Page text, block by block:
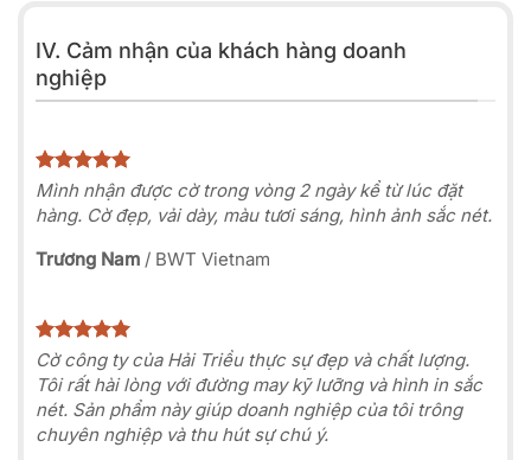
IV. Cảm nhận của khách hàng doanh
nghiệp
Mình nhận được cờ trong vòng 2 ngày kể từ lúc đặt
hàng. Cờ đẹp, vải dày, màu tươi sáng, hình ảnh sắc nét.
Trương Nam / BWT Vietnam
Cờ công ty của Hải Triều thực sự đẹp và chất lượng.
Tôi rất hài lòng với đường may kỹ lưỡng và hình in sắc
nét. Sản phẩm này giúp doanh nghiệp của tôi trông
chuyên nghiệp và thu hút sự chú ý.